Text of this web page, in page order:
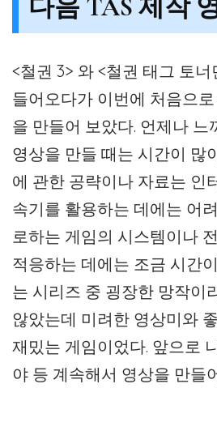
다음 TAS 제작
<철권 3> 와 <철권 태그 토
들어오다가 이번에 처음으
을 만들어 보았다. 언제나 느
영상을 만들 때는 시간이 많
에 관한 공략이나 자료는 인
속기를 활용하는 데에는 어
로하는 게임의 시스템이나
적응하는 데에는 조금 시간
는 시리즈 중 굉장한 망작이
않았는데 미려한 영상미와
재밌는 게임이었다. 앞으로
야 등 계속해서 영상을 만들